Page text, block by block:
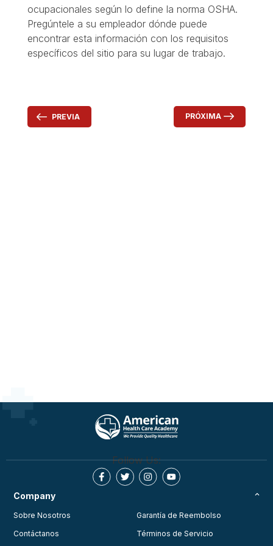
ocupacionales según lo define la norma OSHA.
Pregúntele a su empleador dónde puede
encontrar esta información con los requisitos
específicos del sitio para su lugar de trabajo.
PRÓXIMA
PREVIA
Follow Us:
Company
Sobre Nosotros
Contáctanos
Garantía de Reembolso
Términos de Servicio